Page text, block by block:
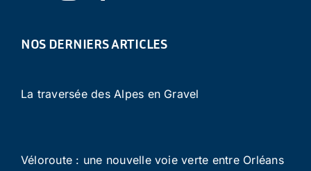
NOS DERNIERS ARTICLES
La traversée des Alpes en Gravel
Véloroute : une nouvelle voie verte entre Orléans